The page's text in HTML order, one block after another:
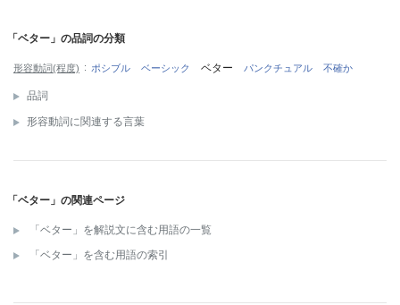
「ベター」の品詞の分類
形容動詞(程度) ポシブル ベーシック ベター パンクチュアル 不確か
品詞
形容動詞に関連する言葉
「ベター」の関連ページ
「ベター」を解説文に含む用語の一覧
「ベター」を含む用語の索引